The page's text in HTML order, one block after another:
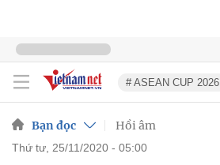
# ASEAN CUP 2026
Bạn đọc Hồi âm
thứ tư, 25/11/2020 - 05:00